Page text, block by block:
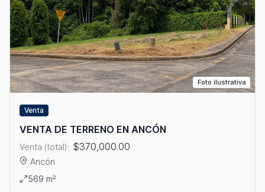
Foto ilustrativa
Venta
VENTA DE TERRENO EN ANCÓN
Venta (total): $370,000.00
Ancón
Ver detalles: VENTA DE TERRENO EN ANCÓN
569 m²